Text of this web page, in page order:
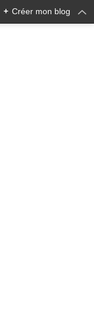
+ Créer mon blog